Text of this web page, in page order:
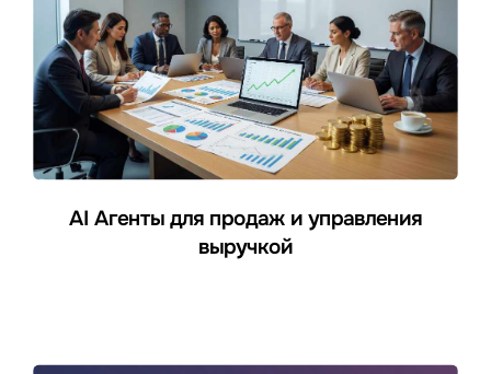
AI Агенты для продаж и управления
выручкой